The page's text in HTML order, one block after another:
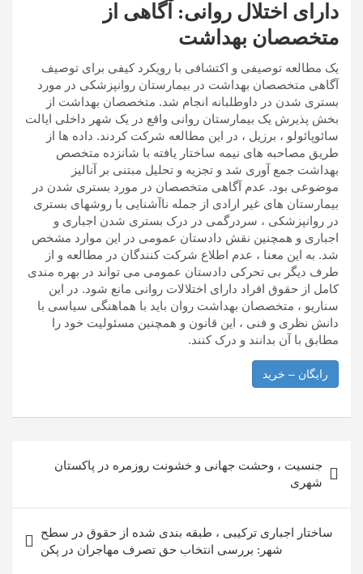
دارای اختلال روانی: آگاهی از
متخصصان بهداشت
یک مطالعه توصیفی و اکتشافی با رویکرد کیفی برای توصیف
آگاهی متخصصان بهداشت در بیمارستان روانپزشکی در مورد
بستری شدن در داوطلبانه انجام شد. متخصصان بهداشت از
بخش پذیرش یک بیمارستان روانی واقع در یک شهر داخلی ایالت
سائوپائولو ، برزیل ، در این مطالعه شرکت کردند. داده ها از
طریق مصاحبه های نیمه ساختار یافته با شانزده متخصص
بهداشت جمع آوری شد و تجزیه و تحلیل مبتنی بر آنالیز
موضوعی بود. عدم آگاهی متخصصان در مورد بستری شدن در
بیمارستان های غیر ارادی از جمله ناآشنایی با روشهای بستری
در روانپزشکی ، سردرگمی در درک بستری شدن اجباری و
اجباری و همچنین نقش دادستان عمومی در این موارد مشخص
شد. به این معنا ، عدم اطلاع شرکت کنندگان در مطالعه و از
طرف دیگر بی تحرکی دادستان عمومی می تواند در بهره مندی
کامل از حقوق افراد دارای اختلالات روانی مانع شود. در این
سناریو ، متخصصان بهداشت روان باید با هماهنگی سیاسی با
دانش نظری و فنی ، این قانون و همچنین مسئولیت خود را
مطابق با آن بدانند و درک کنند.
رایگان – خرید
نوشته
جنسیت ، وحشت جهانی و خشونت روزمره در پاکستان
شهری
ساختار اجباری ترکیبی ، طبقه بندی شده از حقوق در سطح
شهر: بررسی انتخاب حق تصرف مهاجران در پکن